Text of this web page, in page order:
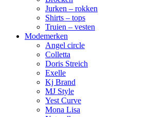
Jurken – rokken
Shirts – tops
Truien – vesten
Modemerken
Angel circle
Colletta
Doris Streich
Exelle
Kj Brand
MJ Style
Yest Curve
Mona Lisa